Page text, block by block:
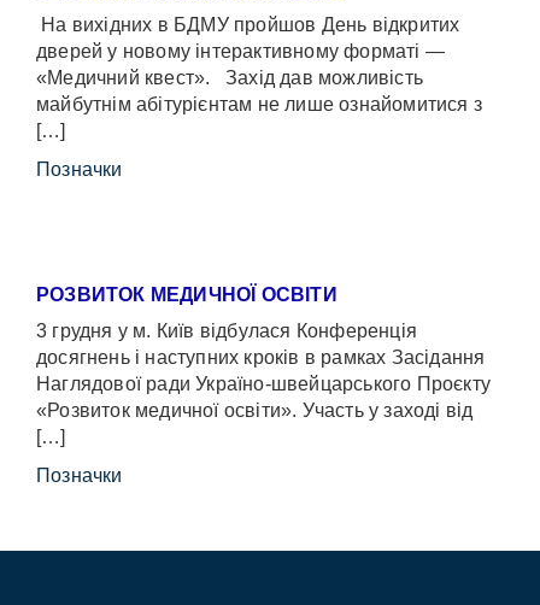
На вихідних в БДМУ пройшов День відкритих
дверей у новому інтерактивному форматі —
«Медичний квест». Захід дав можливість
майбутнім абітурієнтам не лише ознайомитися з
[…]
Позначки
РОЗВИТОК МЕДИЧНОЇ ОСВІТИ
3 грудня у м. Київ відбулася Конференція
досягнень і наступних кроків в рамках Засідання
Наглядової ради Україно-швейцарського Проєкту
«Розвиток медичної освіти». Участь у заході від
[…]
Позначки